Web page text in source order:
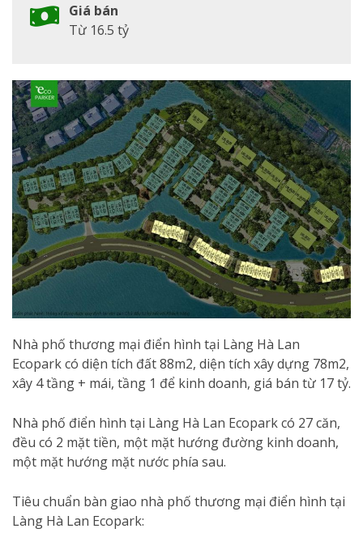
Giá bán
Từ 16.5 tỷ
Nhà phố thương mại điển hình tại Làng Hà Lan
Ecopark có diện tích đất 88m2, diện tích xây dựng 78m2,
xây 4 tầng + mái, tầng 1 để kinh doanh, giá bán từ 17 tỷ.
Nhà phố điển hình tại Làng Hà Lan Ecopark có 27 căn,
đều có 2 mặt tiền, một mặt hướng đường kinh doanh,
một mặt hướng mặt nước phía sau.
Tiêu chuẩn bàn giao nhà phố thương mại điển hình tại
Làng Hà Lan Ecopark: